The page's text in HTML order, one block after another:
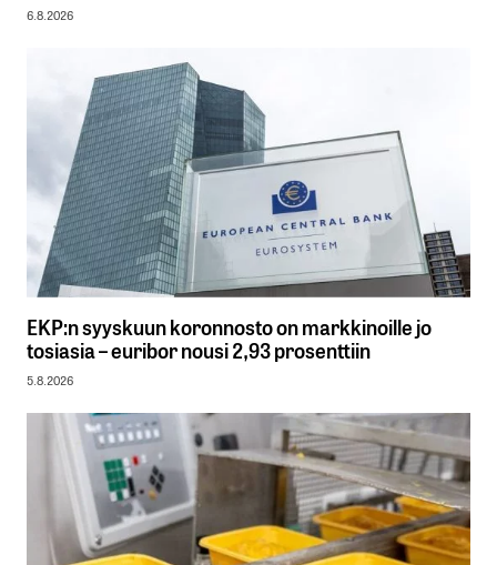
6.8.2026
EKP:n syyskuun koronnosto on markkinoille jo
tosiasia – euribor nousi 2,93 prosenttiin
5.8.2026